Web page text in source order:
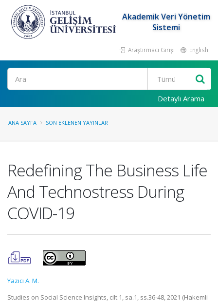
Akademik Veri Yönetim
Sistemi
Araştırmacı Girişi English
Ara
Detaylı Arama
ANA SAYFA SON EKLENEN YAYINLAR
Redefining The Business Life
And Technostress During
COVID-19
Yazıcı A. M.
Studies on Social Science Insights, cilt.1, sa.1, ss.36-48, 2021 (Hakemli